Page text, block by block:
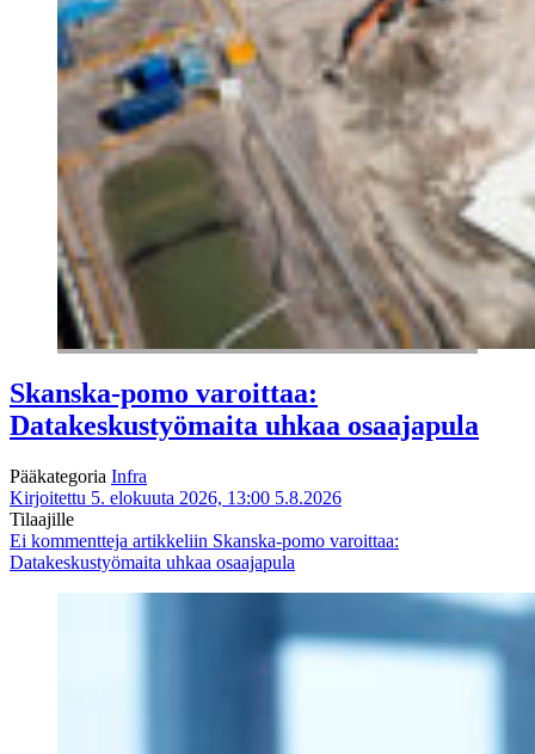
Skanska-pomo varoittaa:
Datakeskustyömaita uhkaa osaajapula
Pääkategoria Infra
Kirjoitettu 5. elokuuta 2026, 13:00 5.8.2026
Tilaajille
Ei kommentteja artikkeliin Skanska-pomo varoittaa:
Datakeskustyömaita uhkaa osaajapula